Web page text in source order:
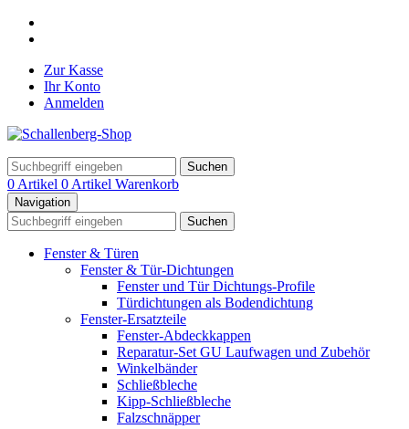
Zur Kasse
Ihr Konto
Anmelden
Suchen
0 Artikel 0 Artikel Warenkorb
Navigation
Suchen
Fenster & Türen
Fenster & Tür-Dichtungen
Fenster und Tür Dichtungs-Profile
Türdichtungen als Bodendichtung
Fenster-Ersatzteile
Fenster-Abdeckkappen
Reparatur-Set GU Laufwagen und Zubehör
Winkelbänder
Schließbleche
Kipp-Schließbleche
Falzschnäpper